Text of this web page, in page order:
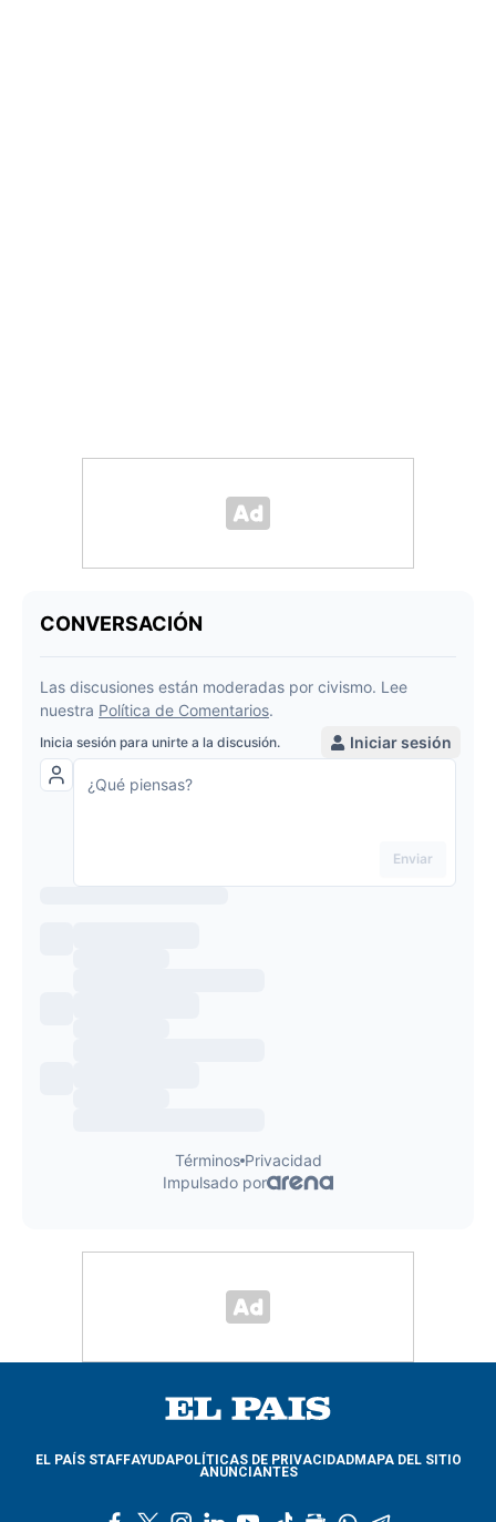
EL PAÍS STAFFAYUDAPOLÍTICAS DE PRIVACIDADMAPA DEL SITIO
ANUNCIANTES